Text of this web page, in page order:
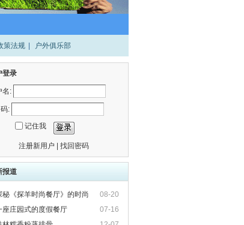
策法规 户外俱乐部
登录
名:
:
记住我
注册新用户 找回密码
报道
08-20
秘《探羊时尚餐厅》的时尚
07-16
座庄园式的度假餐厅